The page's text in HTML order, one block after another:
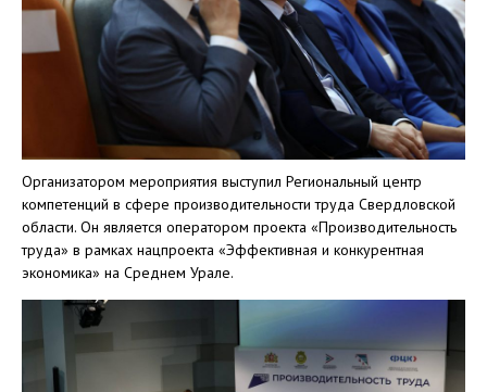
Организатором мероприятия выступил Региональный центр
компетенций в сфере производительности труда Свердловской
области. Он является оператором проекта «Производительность
труда» в рамках нацпроекта «Эффективная и конкурентная
экономика» на Среднем Урале.